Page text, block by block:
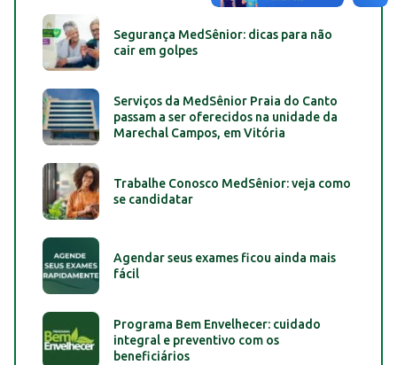
Segurança MedSênior: dicas para não
cair em golpes
Serviços da MedSênior Praia do Canto
passam a ser oferecidos na unidade da
Marechal Campos, em Vitória
Trabalhe Conosco MedSênior: veja como
se candidatar
Agendar seus exames ficou ainda mais
fácil
Programa Bem Envelhecer: cuidado
integral e preventivo com os
beneficiários